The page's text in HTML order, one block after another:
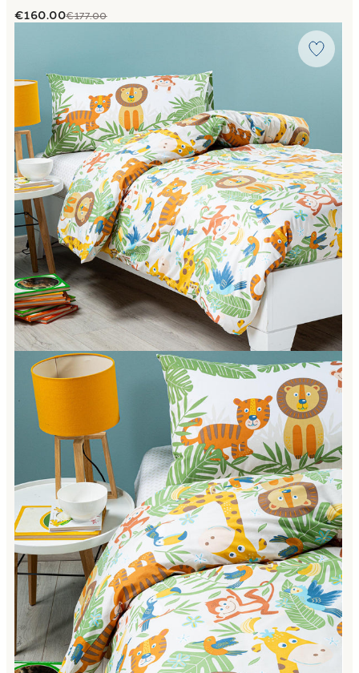
€160.00€177.00
Completo Copripiumino tropical in Cotone 50X80